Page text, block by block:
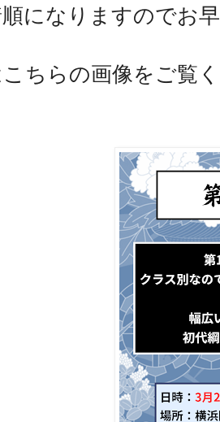
になりますのでお
ちらの画像をご覧